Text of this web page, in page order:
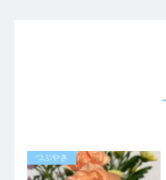
つぶやき